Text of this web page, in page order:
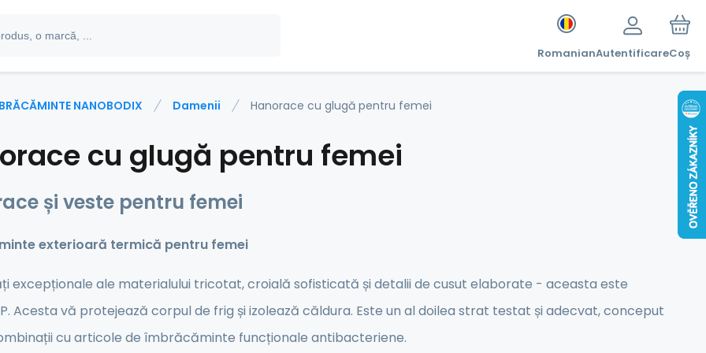
RomanianAutentificareCoș
NANOBODIX Damenii Hanorace cu glugă pentru femei
cu glugă pentru femei
și veste pentru femei
exterioară termică pentru femei
excepționale ale materialului tricotat, croială sofisticată și detalii de cusut elaborate - aceasta este
Acesta vă protejează corpul de frig și izolează căldura. Este un al doilea strat testat și adecvat, conceput
cu articole de îmbrăcăminte funcționale antibacteriene.